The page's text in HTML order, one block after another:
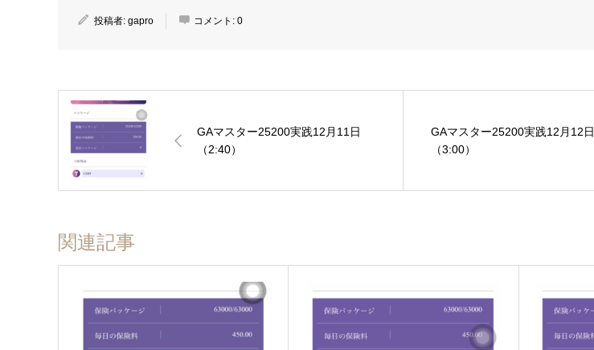
投稿者: gapro コメント: 0
GAマスター25200実践12月11日
（2:40）
GAマスター25200実践12月12日
（3:00）
関連記事